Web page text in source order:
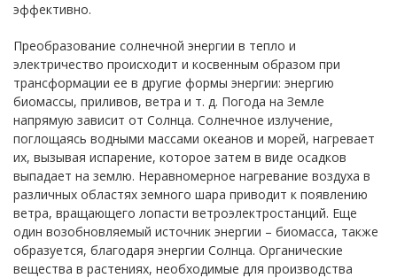
эффективно.
Преобразование солнечной энергии в тепло и
электричество происходит и косвенным образом при
трансформации ее в другие формы энергии: энергию
биомассы, приливов, ветра и т. д. Погода на Земле
напрямую зависит от Солнца. Солнечное излучение,
поглощаясь водными массами океанов и морей, нагревает
их, вызывая испарение, которое затем в виде осадков
выпадает на землю. Неравномерное нагревание воздуха в
различных областях земного шара приводит к появлению
ветра, вращающего лопасти ветроэлектростанций. Еще
один возобновляемый источник энергии – биомасса, также
образуется, благодаря энергии Солнца. Органические
вещества в растениях, необходимые для производства